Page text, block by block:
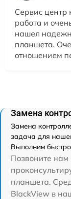
Сервис центр
работа и
нашел
планшета.
отношением
Замена
Замена
задача для
Выполним
Позвоните нам
планшета.
BlackView в